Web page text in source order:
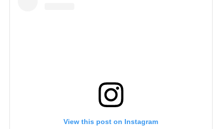
View this post on Instagram